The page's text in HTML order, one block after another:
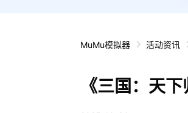
MuMu模拟器 活动资讯
《三国：天